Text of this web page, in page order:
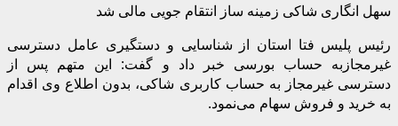
سهل انگاری شاکی زمینه ساز انتقام جویی مالی شد
رئیس پلیس فتا استان از شناسایی و دستگیری عامل دسترسی
غیرمجازبه حساب بورسی خبر داد و گفت: این متهم پس از
دسترسی غیرمجاز به حساب کاربری شاکی، بدون اطلاع وی اقدام
به خرید و فروش سهام می‌نمود.